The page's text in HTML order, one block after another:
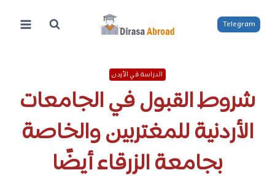
المحتوى
Telegram
الدراسة في الأردن
شروط القبول في الجامعات
الأردنية للمغتربين والخاصة
بجامعة الزرقاء أيضًا